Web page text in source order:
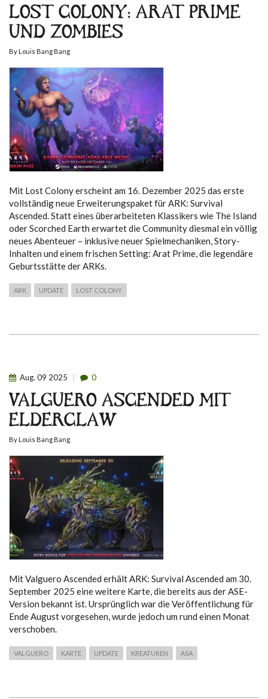
LOST COLONY: ARAT PRIME
UND ZOMBIES
By Louis Bang Bang
Mit Lost Colony erscheint am 16. Dezember 2025 das erste
vollständig neue Erweiterungspaket für ARK: Survival
Ascended. Statt eines überarbeiteten Klassikers wie The Island
oder Scorched Earth erwartet die Community diesmal ein völlig
neues Abenteuer – inklusive neuer Spielmechaniken, Story-
Inhalten und einem frischen Setting: Arat Prime, die legendäre
Geburtsstätte der ARKs.
ARK UPDATE LOST COLONY
Aug. 09 2025 0
VALGUERO ASCENDED MIT
ELDERCLAW
By Louis Bang Bang
Mit Valguero Ascended erhält ARK: Survival Ascended am 30.
September 2025 eine weitere Karte, die bereits aus der ASE-
Version bekannt ist. Ursprünglich war die Veröffentlichung für
Ende August vorgesehen, wurde jedoch um rund einen Monat
verschoben.
VALGUERO KARTE UPDATE KREATUREN ASA